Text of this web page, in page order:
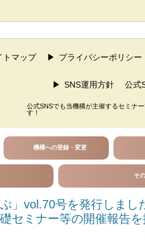
トマップ プライバシーポリシー
SNS運用方針 公式
公式SNSでも当機構が主催するセミナ
す！
機構への登録・変更
そ
」vol.70号を発行しまし
セミナー等の開催報告